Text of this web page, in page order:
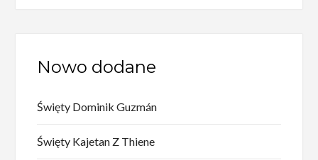
Nowo dodane
Święty Dominik Guzmán
Święty Kajetan Z Thiene